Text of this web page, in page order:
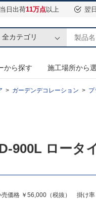
当日出荷11万点以上 翌
全カテゴリ
から探す 施工場所から
ガーデンデコレーション プ
900L ロータ
売価格 ￥56,000（税抜） 掛け率